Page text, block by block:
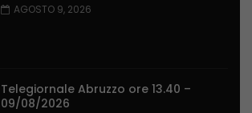
AGOSTO 9, 2026
Telegiornale Abruzzo ore 13.40 –
09/08/2026